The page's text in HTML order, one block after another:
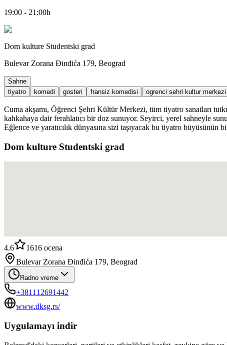
19:00 - 21:00h
Dom kulture Studentski grad
Bulevar Zorana Đinđića 179, Beograd
Sahne
tiyatro
komedi gosteri fransiz komedisi ogrenci sehri kultur merkezi
Cuma akşamı, Öğrenci Şehri Kültür Merkezi, tüm tiyatro sanatları
kahkahaya dair ferahlatıcı bir doz sunuyor. Seyirci, yerel sahneyle
Eğlence ve yaratıcılık dünyasına sizi taşıyacak bu tiyatro büyüsünün
Dom kulture Studentski grad
4.6 1616 ocena
Bulevar Zorana Đinđića 179, Beograd
Radno vreme
+381112691442
www.dksg.rs/
Uygulamayı indir